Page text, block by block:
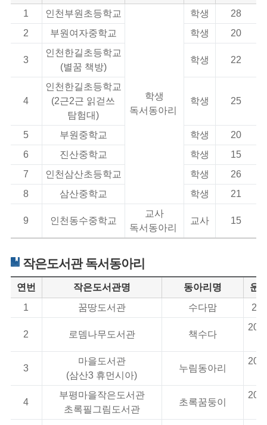
1
인천부원초등학교
학생
독서동아리
학생
28
2
부원여자중학교 학생 20
3
인천한길초등학교
(별꿈 책방)
학생 22
4
인천한길초등학교
(2근2근 읽걷쓰
탐험대)
학생 25
5 부원중학교 학생
20
6
진산중학교 학생
15
7
인천삼산초등학교 학생
26
8
삼산중학교 학생 21
9 인천동수중학교
교사
독서동아리
교사 15
작은도서관 독서동아리
연번 작은도서관명 동아리명
운
1
꿈땅도서관 수다맘
2 로뎀나무도서관 책수다
3
마을도서관
(삼산3 휴먼시아)
누림동아리
4
부평마을작은도서관
초록필그림도서관
초록꿈둥이